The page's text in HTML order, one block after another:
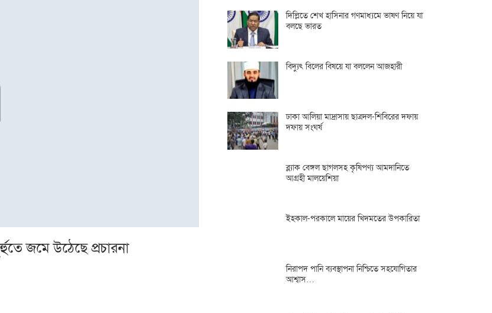
জমে উঠেছে প্রচারনা
দিল্লিতে শেখ হাসিনার গণমাধ্যমে ভাষণ নিয়ে যা
বলছে ভারত
বিদ্যুৎ বিলের বিষয়ে যা বললেন আজহারী
ঢাকা আলিয়া মাদ্রাসায় ছাত্রদল-শিবিরের দফায়
দফায় সংঘর্ষ
ব্ল্যাক বেঙ্গল ছাগলসহ কৃষিপণ্য আমদানিতে
আগ্রহী মালয়েশিয়া
ইহকাল-পরকালে মায়ের খিদমতের উপকারিতা
নিরাপদ পানি ব্যবস্থাপনা নিশ্চিতে সহযোগিতার
আশ্বাস…